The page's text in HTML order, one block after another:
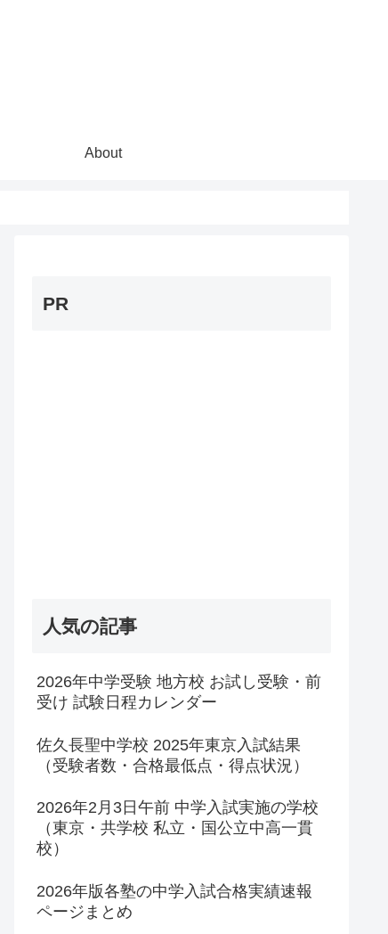
About
PR
人気の記事
2026年中学受験 地方校 お試し受験・前
受け 試験日程カレンダー
佐久長聖中学校 2025年東京入試結果
（受験者数・合格最低点・得点状況）
2026年2月3日午前 中学入試実施の学校
（東京・共学校 私立・国公立中高一貫
校）
2026年版各塾の中学入試合格実績速報
ページまとめ